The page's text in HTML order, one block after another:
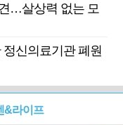
…살상력 없는 모
신의료기관 폐원
&라이프